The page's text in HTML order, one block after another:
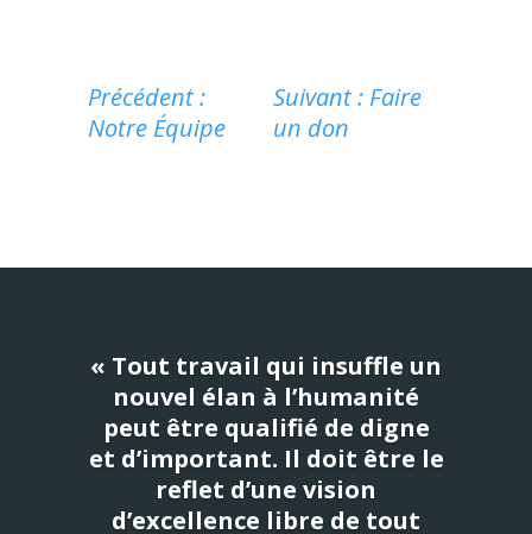
Précédent :
Notre Équipe
Suivant : Faire
un don
« Tout travail qui insuffle un
nouvel élan à l’humanité
peut être qualifié de digne
et d’important. Il doit être le
reflet d’une vision
d’excellence libre de tout